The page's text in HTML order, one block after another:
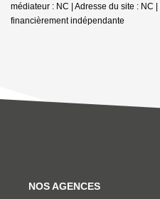
médiateur : NC | Adresse du site : NC |
financièrement indépendante
NOS AGENCES